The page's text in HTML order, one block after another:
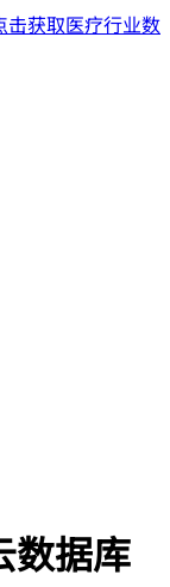
击获取医疗行业数
数据库